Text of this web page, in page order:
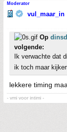
Moderator
vul_maar_in
Op
volgende:
Ik verwachte dat
ik toch maar
lekkere timing
- vmi voor intimi -